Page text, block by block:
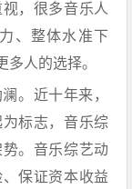
，很多音乐人
、整体水准下
多人的选择。
。近十年来，
标志，音乐综
。音乐综艺动
保证资本收益